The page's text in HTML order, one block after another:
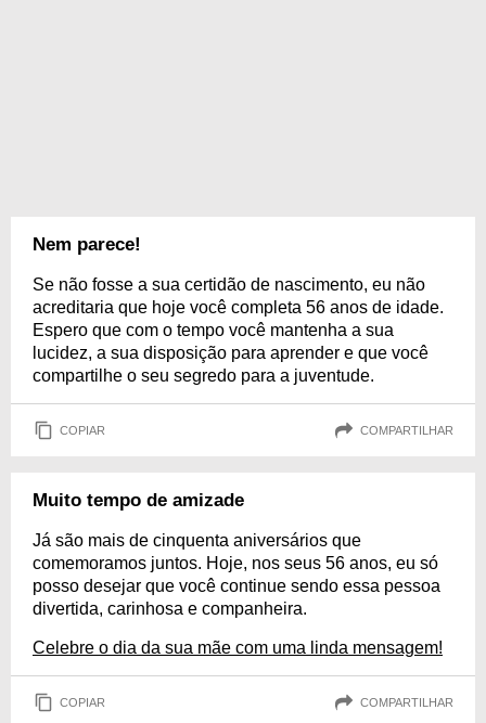
Nem parece!
Se não fosse a sua certidão de nascimento, eu não
acreditaria que hoje você completa 56 anos de idade.
Espero que com o tempo você mantenha a sua
lucidez, a sua disposição para aprender e que você
compartilhe o seu segredo para a juventude.
COPIAR COMPARTILHAR
Muito tempo de amizade
Já são mais de cinquenta aniversários que
comemoramos juntos. Hoje, nos seus 56 anos, eu só
posso desejar que você continue sendo essa pessoa
divertida, carinhosa e companheira.
Celebre o dia da sua mãe com uma linda mensagem!
COPIAR COMPARTILHAR